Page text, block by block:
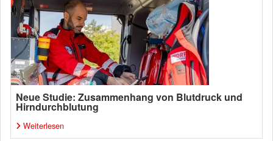
Neue Studie: Zusammenhang von Blutdruck und
Hirndurchblutung
Weiterlesen